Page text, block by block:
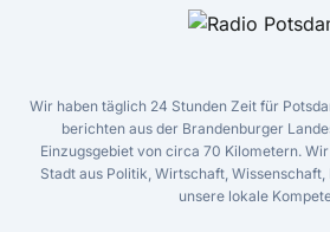
Wir haben täglich 24 Stunden Zeit für
berichten aus der Brandenburger
Einzugsgebiet von circa 70 Kilometern.
Stadt aus Politik, Wirtschaft,
unsere lokale